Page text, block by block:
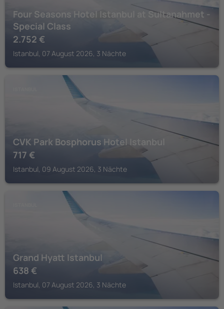
Four Seasons Hotel Istanbul at Sultanahmet -
Special Class
2.752 €
Istanbul, 07 August 2026, 3 Nächte
CVK Park Bosphorus Hotel Istanbul
717 €
Istanbul, 09 August 2026, 3 Nächte
Grand Hyatt Istanbul
638 €
Istanbul, 07 August 2026, 3 Nächte